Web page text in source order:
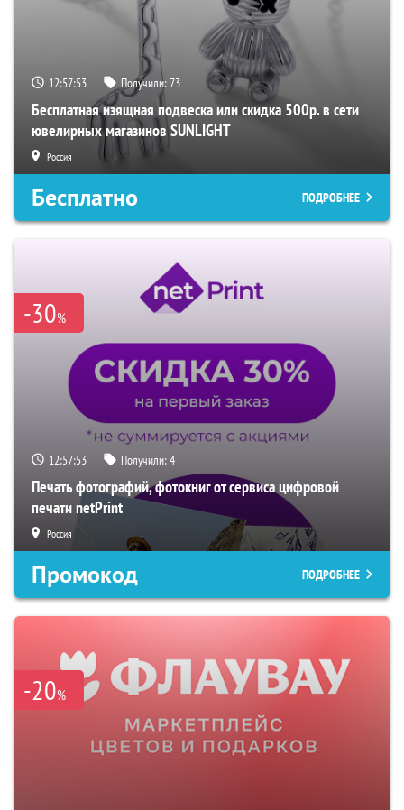
12:57:52 Получили:73
Бесплатная изящная подвеска или скидка 500р. в сети
ювелирных магазинов SUNLIGHT
Россия
Бесплатно ПОДРОБНЕЕ
-30%
12:57:52 Получили:4
Печать фотографий, фотокниг от сервиса цифровой
печати netPrint
Россия
Промокод ПОДРОБНЕЕ
-20%